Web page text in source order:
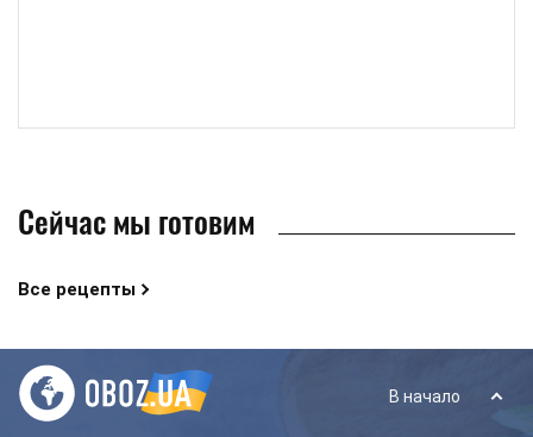
Сейчас мы готовим
Все рецепты
В начало